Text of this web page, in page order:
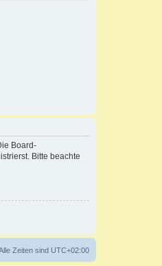
Board-
Bitte beachte
Zeiten sind UTC+02:00